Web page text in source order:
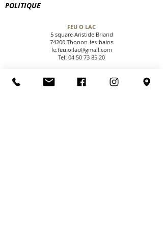
POLITIQUE
FEU O LAC
5 square Aristide Briand
74200 Thonon-les-bains
le.feu.o.lac@gmail.com
Tel: 04 50 73 85 20
CGV